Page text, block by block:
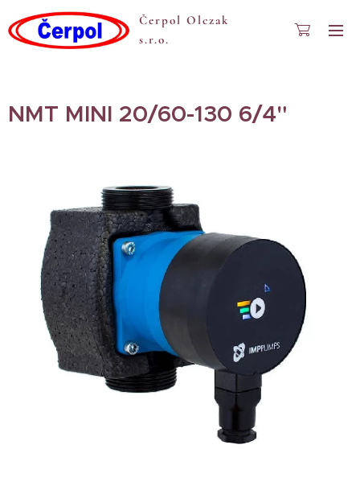
Čerpol Olczak
s.r.o.
NMT MINI 20/60-130 6/4"